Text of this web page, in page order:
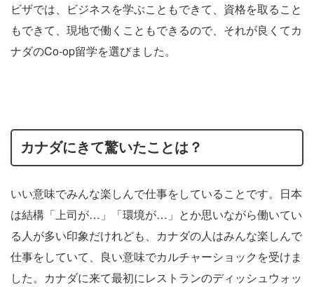
ビザでは、ビジネスを学ぶこともできて、資格を取ること
もできて、現地で働くこともできるので、それが良くてカ
ナダのCo-op留学を選びました。
カナダにきて驚いたことは？
いい意味でみんな楽しんで仕事をしていることです。日本
は結構「上司が…」「環境が…」とか思いながら働いてい
る人が多い印象だけれども、カナダの人はみんな楽しんで
仕事をしていて、良い意味でカルチャーショックを受けま
した。カナダに来て最初にレストランのディッシュウォッ